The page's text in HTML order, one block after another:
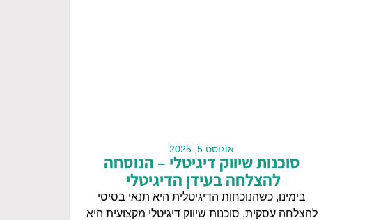
אוגוסט 5, 2025
סוכנות שיווק דיגיטלי – הנוסחה
להצלחה בעידן הדיגיטלי
בימינו, כשהנוכחות הדיגיטלית היא תנאי בסיסי
להצלחה עסקית, סוכנות שיווק דיגיטלי מקצועית היא